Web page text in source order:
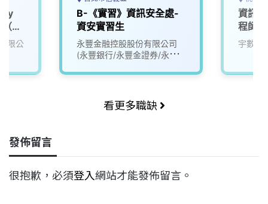
資
北
限公
B-《實習》資訊安全處-
資安實習生
永豐金融控股股份有限公司
(永豐銀行/永豐金證券/永豐
資訊
程師
宇數科
看更多職缺
發佈留言
很抱歉，必須登入網站才能發佈留言。